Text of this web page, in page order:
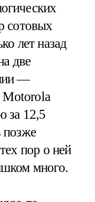
сотовых
лет назад
две
—
за 12,5
позже
пор о ней
много.